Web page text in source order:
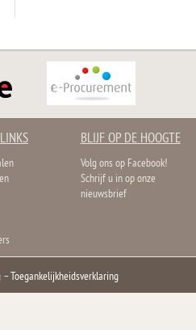
BLIJF OP DE HOOGTE
Volg ons op Facebook!
Schrijf u in op onze
nieuwsbrief
–Toegankelijkheidsverklaring